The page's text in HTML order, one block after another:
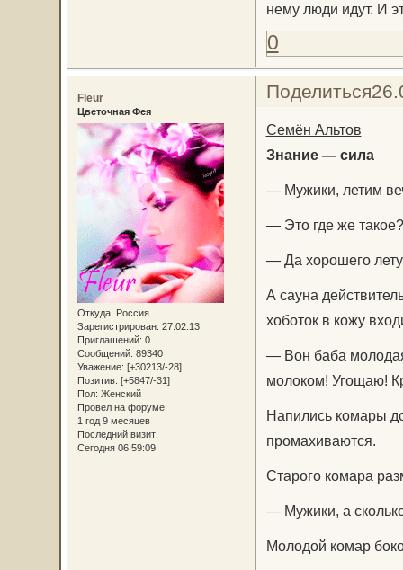
нему люди идут. И
0
Поделиться
Fleur
Цветочная Фея
Откуда: Россия
Зарегистрирован: 27.02.13
Приглашений: 0
Сообщений: 89340
Уважение: [+30213/-28]
Позитив: [+5847/-31]
Пол: Женский
Провел на форуме:
1 год 9 месяцев
Последний визит:
Сегодня 06:59:09
Семён Альтов
Знание — сила
— Мужики, летим
— Это где же
— Да хорошего
А сауна
хоботок в кожу
— Вон баба
молоком! Угощаю!
Напились комары
промахиваются.
Старого комара
— Мужики, а
Молодой комар